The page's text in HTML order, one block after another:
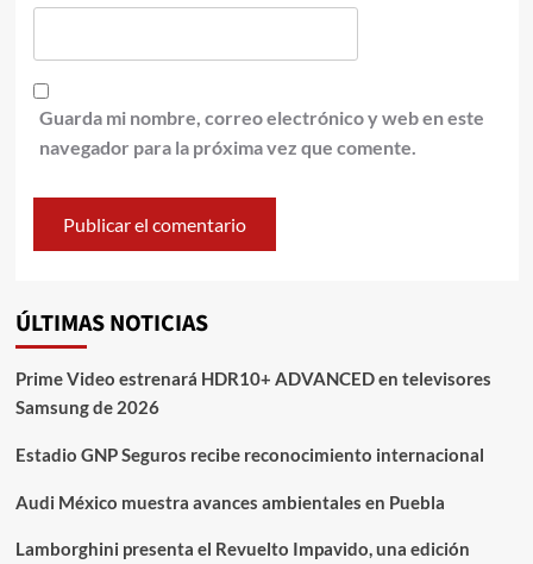
Guarda mi nombre, correo electrónico y web en este
navegador para la próxima vez que comente.
ÚLTIMAS NOTICIAS
Prime Video estrenará HDR10+ ADVANCED en televisores
Samsung de 2026
Estadio GNP Seguros recibe reconocimiento internacional
Audi México muestra avances ambientales en Puebla
Lamborghini presenta el Revuelto Impavido, una edición